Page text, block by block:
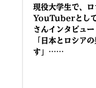
現役大学生で、
YouTuberとして
さんインタビュー
「日本とロシア
す」……